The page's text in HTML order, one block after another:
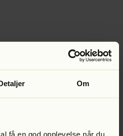
Om
få en god opplevelse når du